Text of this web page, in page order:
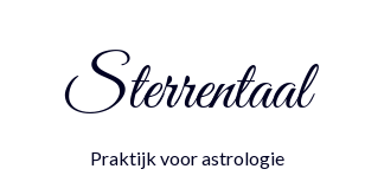
Sterrentaal
Praktijk voor astrologie